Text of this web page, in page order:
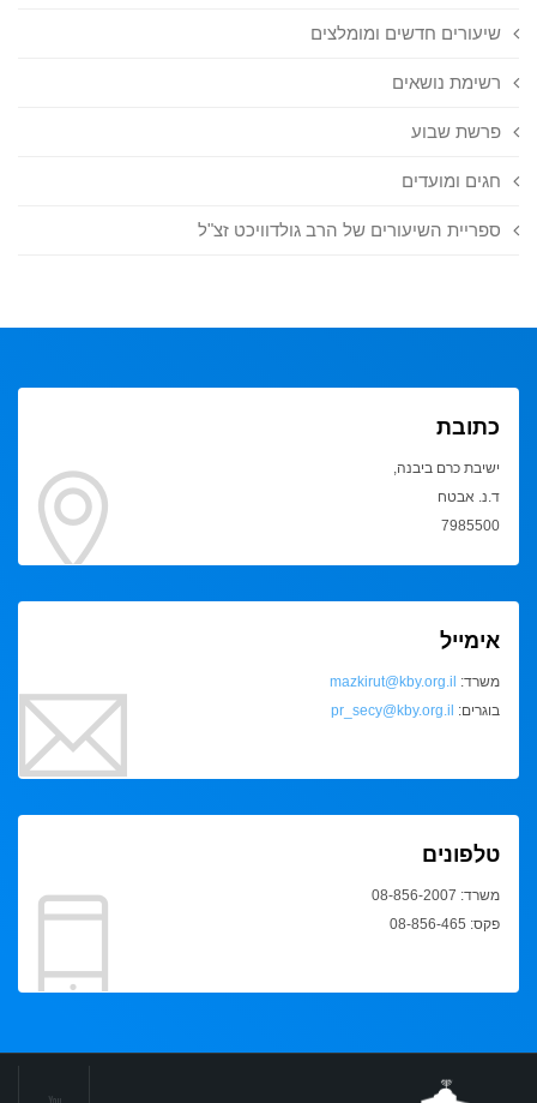
שיעורים חדשים ומומלצים
רשימת נושאים
פרשת שבוע
חגים ומועדים
ספריית השיעורים של הרב גולדוויכט זצ"ל
כתובת
ישיבת כרם ביבנה,
ד.נ. אבטח
7985500
אימייל
משרד: mazkirut@kby.org.il
בוגרים: pr_secy@kby.org.il
טלפונים
משרד: 08-856-2007
פקס: 08-856-465